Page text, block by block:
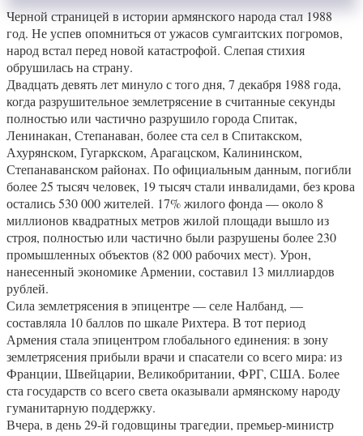
Черной страницей в истории армянского народа стал 1988
год. Не успев опомниться от ужасов сумгаитских погромов,
народ встал перед новой катастрофой. Слепая стихия
обрушилась на страну.
Двадцать девять лет минуло с того дня, 7 декабря 1988 года,
когда разрушительное землетрясение в считанные секунды
полностью или частично разрушило города Спитак,
Ленинакан, Степанаван, более ста сел в Спитакском,
Ахурянском, Гугаркском, Арагацском, Калининском,
Степанаванском районах. По официальным данным, погибли
более 25 тысяч человек, 19 тысяч стали инвалидами, без крова
остались 530 000 жителей. 17% жилого фонда — около 8
миллионов квадратных метров жилой площади вышло из
строя, полностью или частично были разрушены более 230
промышленных объектов (82 000 рабочих мест). Урон,
нанесенный экономике Армении, составил 13 миллиардов
рублей.
Сила землетрясения в эпицентре — селе Налбанд, —
составляла 10 баллов по шкале Рихтера. В тот период
Армения стала эпицентром глобального единения: в зону
землетрясения прибыли врачи и спасатели со всего мира: из
Франции, Швейцарии, Великобритании, ФРГ, США. Более
ста государств со всего света оказывали армянскому народу
гуманитарную поддержку.
Вчера, в день 29-й годовщины трагедии, премьер-министр